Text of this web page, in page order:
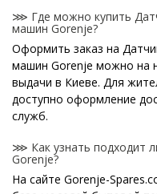
⋙ Где можно купить
машин Gorenje?
Оформить заказ на
машин Gorenje можно на
выдачи в Киеве. Для
доступно оформление
служб.
⋙ Как узнать подходит
Gorenje?
На сайте Gorenje-